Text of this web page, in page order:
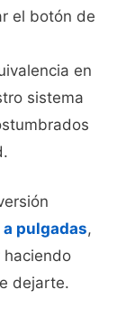
el botón de
en
sistema
pulgadas,
haciendo
dejarte.